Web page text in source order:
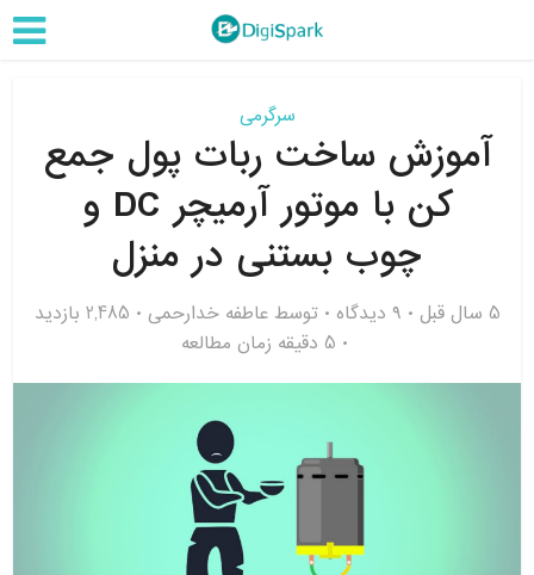
سرگرمی
آموزش ساخت ربات پول جمع
کن با موتور آرمیچر DC و
چوب بستنی در منزل
5 سال قبل ۹ دیدگاه توسط عاطفه خدارحمی
2,485 بازدید
5 دقیقه زمان مطالعه